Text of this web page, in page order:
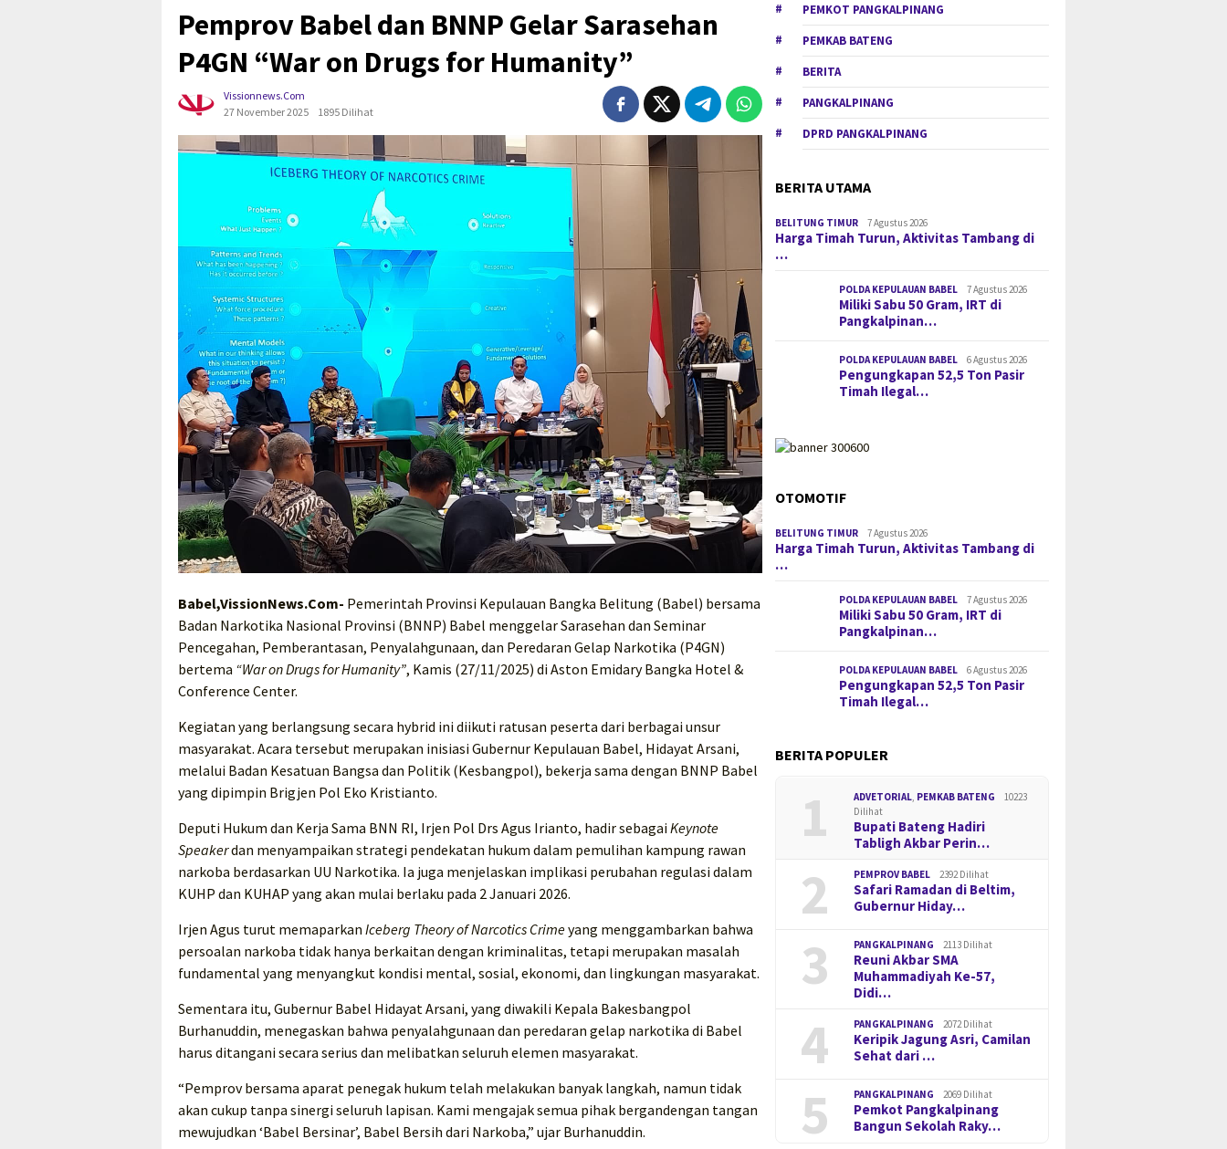
Pemprov Babel dan BNNP Gelar Sarasehan
P4GN “War on Drugs for Humanity”
Vissionnews.com
27 November 2025
1895 Dilihat
Babel,VissionNews.Com- Pemerintah Provinsi Kepulauan Bangka Belitung (Babel) bersama
Badan Narkotika Nasional Provinsi (BNNP) Babel menggelar Sarasehan dan Seminar
Pencegahan, Pemberantasan, Penyalahgunaan, dan Peredaran Gelap Narkotika (P4GN)
bertema “War on Drugs for Humanity”, Kamis (27/11/2025) di Aston Emidary Bangka Hotel &
Conference Center.
Kegiatan yang berlangsung secara hybrid ini diikuti ratusan peserta dari berbagai unsur
masyarakat. Acara tersebut merupakan inisiasi Gubernur Kepulauan Babel, Hidayat Arsani,
melalui Badan Kesatuan Bangsa dan Politik (Kesbangpol), bekerja sama dengan BNNP Babel
yang dipimpin Brigjen Pol Eko Kristianto.
Deputi Hukum dan Kerja Sama BNN RI, Irjen Pol Drs Agus Irianto, hadir sebagaiKeynote
Speakerdan menyampaikan strategi pendekatan hukum dalam pemulihan kampung rawan
narkoba berdasarkan UU Narkotika. Ia juga menjelaskan implikasi perubahan regulasi dalam
KUHP dan KUHAP yang akan mulai berlaku pada 2 Januari 2026.
Irjen Agus turut memaparkan Iceberg Theory of Narcotics Crimeyang menggambarkan bahwa
persoalan narkoba tidak hanya berkaitan dengan kriminalitas, tetapi merupakan masalah
fundamental yang menyangkut kondisi mental, sosial, ekonomi, dan lingkungan masyarakat.
Sementara itu, Gubernur Babel Hidayat Arsani, yang diwakili Kepala Bakesbangpol
Burhanuddin, menegaskan bahwa penyalahgunaan dan peredaran gelap narkotika di Babel
harus ditangani secara serius dan melibatkan seluruh elemen masyarakat.
“Pemprov bersama aparat penegak hukum telah melakukan banyak langkah, namun tidak
akan cukup tanpa sinergi seluruh lapisan. Kami mengajak semua pihak bergandengan tangan
mewujudkan ‘Babel Bersinar’, Babel Bersih dari Narkoba,” ujar Burhanuddin.
PEMKOT PANGKALPINANG
PEMKAB BATENG
BERITA
PANGKALPINANG
DPRD PANGKALPINANG
BERITA UTAMA
BELITUNG TIMUR 7 Agustus 2026
Harga Timah Turun, Aktivitas Tambang di
…
POLDA KEPULAUAN BABEL 7 Agustus 2026
Miliki Sabu 50 Gram, IRT di
Pangkalpinan…
POLDA KEPULAUAN BABEL 6 Agustus 2026
Pengungkapan 52,5 Ton Pasir
Timah Ilegal…
OTOMOTIF
BELITUNG TIMUR 7 Agustus 2026
Harga Timah Turun, Aktivitas Tambang di
…
POLDA KEPULAUAN BABEL 7 Agustus 2026
Miliki Sabu 50 Gram, IRT di
Pangkalpinan…
POLDA KEPULAUAN BABEL 6 Agustus 2026
Pengungkapan 52,5 Ton Pasir
Timah Ilegal…
BERITA POPULER
1 ADVETORIAL, PEMKAB BATENG
10223
Dilihat
Bupati Bateng Hadiri
Tabligh Akbar Perin…
2 PEMPROV BABEL 2392 Dilihat
Safari Ramadan di Beltim,
Gubernur Hiday…
3 PANGKALPINANG 2113 Dilihat
Reuni Akbar SMA
Muhammadiyah Ke-57,
Didi…
4 PANGKALPINANG 2072 Dilihat
Keripik Jagung Asri, Camilan
Sehat dari …
5 PANGKALPINANG 2069 Dilihat
Pemkot Pangkalpinang
Bangun Sekolah Raky…